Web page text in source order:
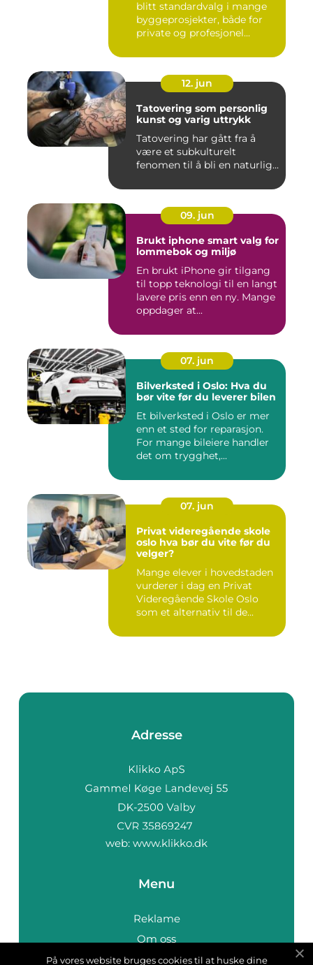
blitt standardvalg i mange
byggeprosjekter, både for
private og profesjonel...
12. jun
Tatovering som personlig
kunst og varig uttrykk
Tatovering har gått fra å
være et subkulturelt
fenomen til å bli en naturlig...
09. jun
Brukt iphone smart valg for
lommebok og miljø
En brukt iPhone gir tilgang
til topp teknologi til en langt
lavere pris enn en ny. Mange
oppdager at...
07. jun
Bilverksted i Oslo: Hva du
bør vite før du leverer bilen
Et bilverksted i Oslo er mer
enn et sted for reparasjon.
For mange bileiere handler
det om trygghet,...
07. jun
Privat videregående skole
oslo hva bør du vite før du
velger?
Mange elever i hovedstaden
vurderer i dag en Privat
Videregående Skole Oslo
som et alternativ til de...
Adresse
web: www.klikko.dk
Menu
Reklame
Om oss
Cookies
På vores website bruges cookies til at huske dine